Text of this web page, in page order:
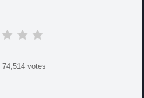
74,514 votes